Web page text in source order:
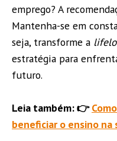
emprego? A
Mantenha-se em
seja, transforme a
estratégia para
futuro.
Leia também: 👉
beneficiar o ensino na